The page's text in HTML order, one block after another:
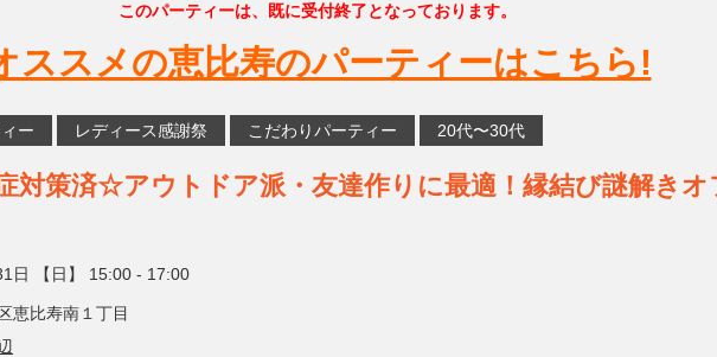
このパーティーは、既に受付終了となっております。
ススメの恵比寿のパーティーはこちら!
ー レディース感謝祭 こだわりパーティー 20代〜30代
対策済☆アウトドア派・友達作りに最適！縁結び謎解きオ
日 【日】 15:00 - 17:00
恵比寿南１丁目